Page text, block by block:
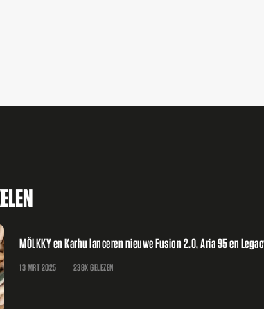
MÖLKKY en Karhu lanceren nieuwe Fusion 2.0, Aria 95 en
13 MRT 2025 238X GELEZEN